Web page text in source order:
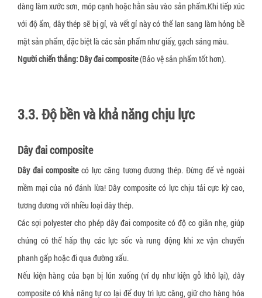
dàng làm xước sơn, móp cạnh hoặc hằn sâu vào sản phẩm.Khi tiếp xúc
với độ ẩm, dây thép sẽ bị gỉ, và vết gỉ này có thể lan sang làm hỏng bề
mặt sản phẩm, đặc biệt là các sản phẩm như giấy, gạch sáng màu.
Người chiến thắng: Dây đai composite(Bảo vệ sản phẩm tốt hơn).
3.3. Độ bền và khả năng chịu lực
Dây đai composite
Dây đai composite có lực căng tương đương thép. Đừng để vẻ ngoài
mềm mại của nó đánh lừa! Dây composite có lực chịu tải cực kỳ cao,
tương đương với nhiều loại dây thép.
Các sợi polyester cho phép dây đai composite có độ co giãn nhẹ, giúp
chúng có thể hấp thụ các lực sốc và rung động khi xe vận chuyển
phanh gấp hoặc đi qua đường xấu.
Nếu kiện hàng của bạn bị lún xuống (ví dụ như kiện gỗ khô lại), dây
composite có khả năng tự co lại để duy trì lực căng, giữ cho hàng hóa